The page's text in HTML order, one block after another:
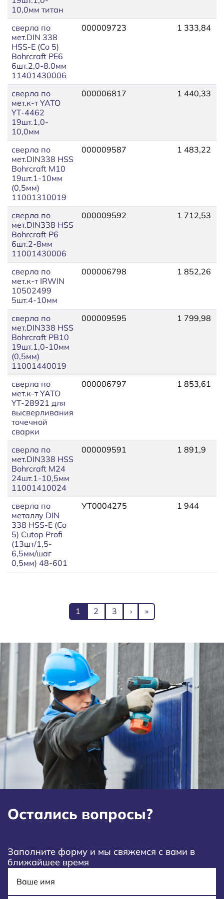
10,0мм титан
сверла по
мет.DIN 338
HSS-E (Co 5)
Bohrcraft РЕ6
6шт.2,0-8.0мм
11401430006
000009723 1 333,84
сверла по
мет.к-т YATO
YT-4462
19шт.1,0-
10,0мм
000006817 1 440,33
сверла по
мет.DIN338 HSS
Bohrcraft М10
19шт.1-10мм
(0,5мм)
11001310019
000009587 1 483,22
сверла по
мет.DIN338 HSS
Bohrcraft Р6
6шт.2-8мм
11001430006
000009592 1 712,53
сверла по
мет.к-т IRWIN
10502499
5шт.4-10мм
000006798 1 852,26
сверла по
мет.DIN338 HSS
Bohrcraft РB10
19шт.1,0-10мм
(0,5мм)
11001440019
000009595 1 799,98
сверла по
мет.к-т YATO
YT-28921 для
высверливания
точечной
сварки
000006797 1 853,61
сверла по
мет.DIN338 HSS
Bohrcraft М24
24шт.1-10,5мм
11001410024
000009591 1 891,9
сверла по
металлу DIN
338 HSS-E (Co
5) Cutop Profi
(13шт/1,5-
6,5мм/шаг
0,5мм) 48-601
УТ0004275 1 944
Нумерация страниц
Текущая страница
1 Page
2 Page
3 Следующая страница
› Последняя
»
Остались вопросы?
Заполните форму и мы свяжемся с вами в
ближайшее время